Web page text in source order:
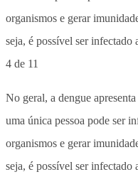
4 de 11
No geral, a dengue
uma única pessoa pode ser
organismos e gerar
seja, é possível ser infectado